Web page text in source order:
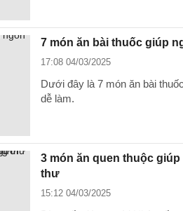
7 món ăn bài thuốc giúp
17:08 04/03/2025
Dưới đây là 7 món ăn bài
dễ làm.
3 món ăn quen thuộc
thư
15:12 04/03/2025